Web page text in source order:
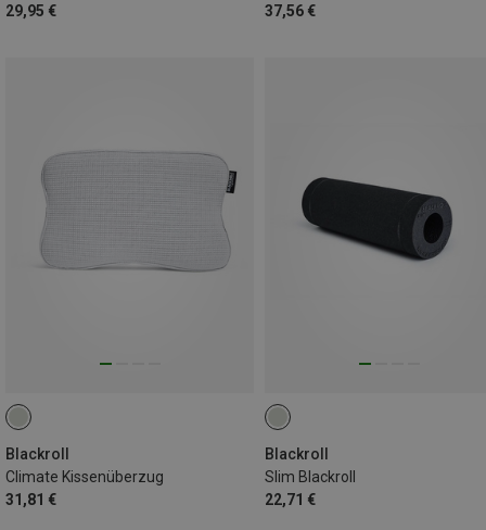
29,95 €
37,56 €
Blackroll
Climate Kissenüberzug
31,81 €
Blackroll
Slim Blackroll
22,71 €